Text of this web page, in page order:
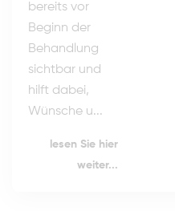
bereits vor
Beginn der
Behandlung
sichtbar und
hilft dabei,
Wünsche u...
lesen Sie hier
weiter...